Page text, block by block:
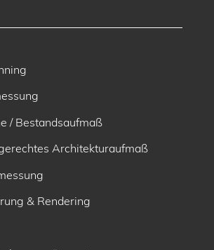
/ Bestandsaufmaß
Architekturaufmaß
& Rendering